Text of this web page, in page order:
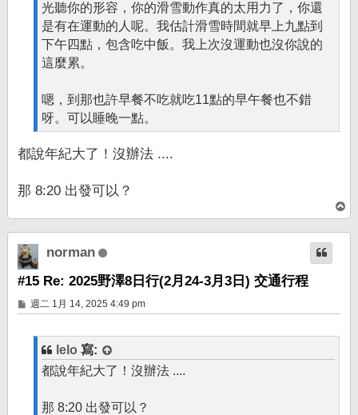
光聽你的形容，你的滑雪動作真的太用力了，你還
是有在運動的人呢。我估計滑雪時間就早上九點到
下午四點，包含吃中飯。我上次沒運動也沒你說的
這麼累。
嗯，到那也許早餐不吃就吃11點的早午餐也不錯
呀。可以睡晚一點。
都說年紀大了！沒辦法 ....
那 8:20 出發可以？
頂
端
norman
#15 Re: 2025野澤8日行(2月24-3月3日) 交通行程
文
章
週二 1月 14, 2025 4:49 pm
lelo 寫:
都說年紀大了！沒辦法 ....
那 8:20 出發可以？